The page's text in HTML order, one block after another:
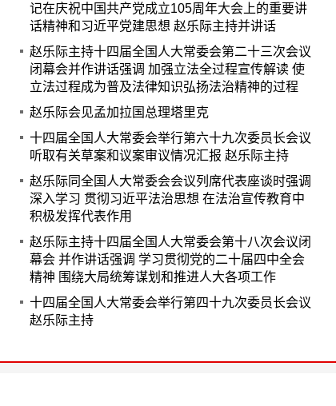
记在庆祝中国共产党成立105周年大会上的重要讲
话精神和习近平党建思想 赵乐际主持并讲话
赵乐际主持十四届全国人大常委会第二十三次会议
闭幕会并作讲话强调 加强立法全过程宣传解读 使
立法过程成为普及法律知识弘扬法治精神的过程
赵乐际会见孟加拉国总理塔里克
十四届全国人大常委会举行第六十九次委员长会议
听取有关草案和议案审议情况汇报 赵乐际主持
赵乐际同全国人大常委会会议列席代表座谈时强调
深入学习 贯彻习近平法治思想 在法治宣传教育中
积极发挥代表作用
赵乐际主持十四届全国人大常委会第十八次会议闭
幕会 并作讲话强调 学习贯彻党的二十届四中全会
精神 围绕大局统筹谋划和推进人大各项工作
十四届全国人大常委会举行第四十九次委员长会议
赵乐际主持